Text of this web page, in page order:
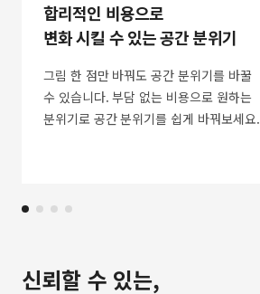
합리적인 비용으로
변화 시킬 수 있는 공간 분위기
그림 한 점만 바꿔도 공간 분위기를 바꿀
수 있습니다. 부담 없는 비용으로 원하는
분위기로 공간 분위기를 쉽게 바꿔보세요.
신뢰할 수 있는,